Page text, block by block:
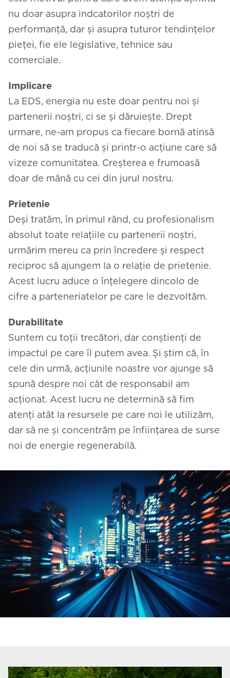
nu doar asupra indcatorilor noștri de
performanță, dar și asupra tuturor tendințelor
pieței, fie ele legislative, tehnice sau
comerciale.
Implicare
La EDS, energia nu este doar pentru noi și
partenerii noștri, ci se și dăruiește. Drept
urmare, ne-am propus ca fiecare bornă atinsă
de noi să se traducă și printr-o acțiune care să
vizeze comunitatea. Creșterea e frumoasă
doar de mână cu cei din jurul nostru.
Prietenie
Deși tratăm, în primul rând, cu profesionalism
absolut toate relațiile cu partenerii noștri,
urmărim mereu ca prin încredere și respect
reciproc să ajungem la o relație de prietenie.
Acest lucru aduce o înțelegere dincolo de
cifre a parteneriatelor pe care le dezvoltăm.
Durabilitate
Suntem cu toții trecători, dar conștienți de
impactul pe care îl putem avea. Și știm că, în
cele din urmă, acțiunile noastre vor ajunge să
spună despre noi cât de responsabil am
acționat. Acest lucru ne determină să fim
atenți atât la resursele pe care noi le utilizăm,
dar să ne și concentrăm pe înființarea de surse
noi de energie regenerabilă.